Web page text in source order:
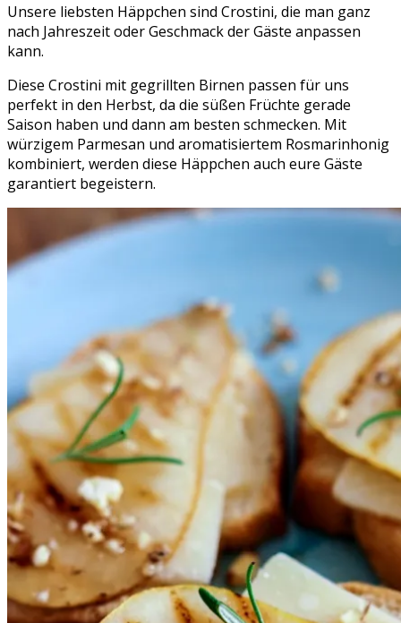
Unsere liebsten Häppchen sind Crostini, die man ganz
nach Jahreszeit oder Geschmack der Gäste anpassen
kann.
Diese Crostini mit gegrillten Birnen passen für uns
perfekt in den Herbst, da die süßen Früchte gerade
Saison haben und dann am besten schmecken. Mit
würzigem Parmesan und aromatisiertem Rosmarinhonig
kombiniert, werden diese Häppchen auch eure Gäste
garantiert begeistern.